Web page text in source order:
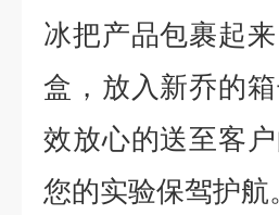
冰把产品包裹起
盒，放入新乔的
效放心的送至客
您的实验保驾护航